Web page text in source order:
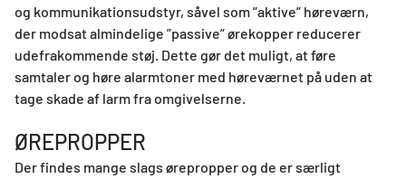
og kommunikationsudstyr, såvel som ”aktive” høreværn,
der modsat almindelige ”passive” ørekopper reducerer
udefrakommende støj. Dette gør det muligt, at føre
samtaler og høre alarmtoner med høreværnet på uden at
tage skade af larm fra omgivelserne.
ØREPROPPER
Der findes mange slags ørepropper og de er særligt